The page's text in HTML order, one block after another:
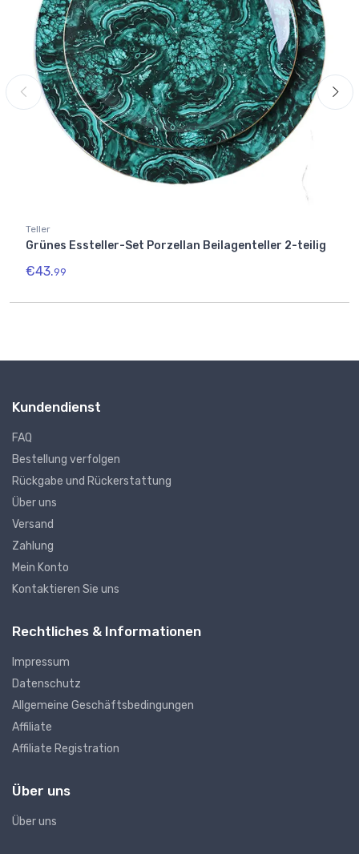
Teller
Grünes Essteller-Set Porzellan Beilagenteller 2-teilig
€43.99
Kundendienst
FAQ
Bestellung verfolgen
Rückgabe und Rückerstattung
Über uns
Versand
Zahlung
Mein Konto
Kontaktieren Sie uns
Rechtliches & Informationen
Impressum
Datenschutz
Allgemeine Geschäftsbedingungen
Affiliate
Affiliate Registration
Über uns
Über uns